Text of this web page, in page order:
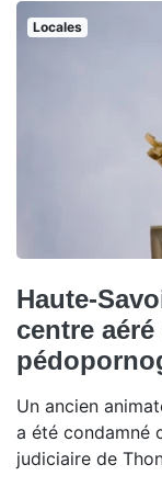
Locales
Haute-
centre
Un ancien
a été condamné
judiciaire de